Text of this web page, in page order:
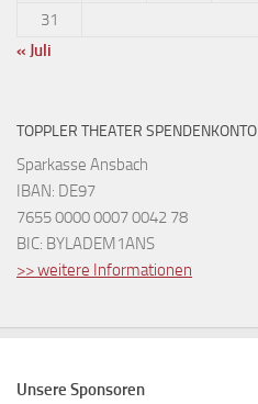
31
« Juli
TOPPLER THEATER SPENDENKONTO
Sparkasse Ansbach
IBAN: DE97
7655 0000 0007 0042 78
BIC: BYLADEM1ANS
>> weitere Informationen
Unsere Sponsoren